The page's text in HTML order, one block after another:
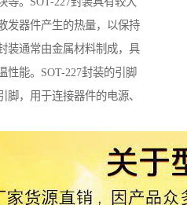
发器件产生的热量，以保持
装通常由金属材料制成，具
性能。SOT-227封装的引脚
脚，用于连接器件的电源、